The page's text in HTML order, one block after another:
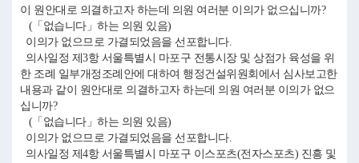
이 원안대로 의결하고자 하는데 의원 여러분 이의가 없으십니까?
(「없습니다」하는 의원 있음)
이의가 없으므로 가결되었음을 선포합니다.
의사일정 제3항 서울특별시 마포구 전통시장 및 상점가 육성을 위
한 조례 일부개정조례안에 대하여 행정건설위원회에서 심사보고한
내용과 같이 원안대로 의결하고자 하는데 의원 여러분 이의가 없으
십니까?
(「없습니다」하는 의원 있음)
이의가 없으므로 가결되었음을 선포합니다.
의사일정 제4항 서울특별시 마포구 이스포츠(전자스포츠) 진흥 및